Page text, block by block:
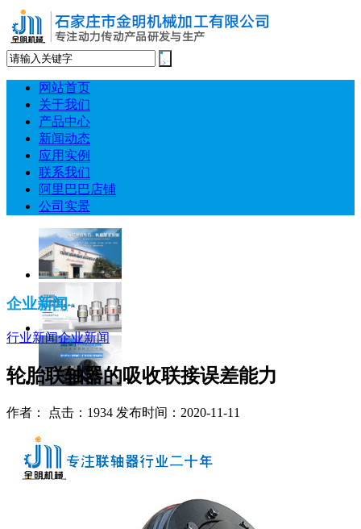
网站首页
关于我们
产品中心
新闻动态
应用实例
联系我们
阿里巴巴店铺
公司实景
企业新闻
行业新闻企业新闻
轮胎联轴器的吸收联接误差能力
作者： 点击：1934 发布时间：2020-11-11